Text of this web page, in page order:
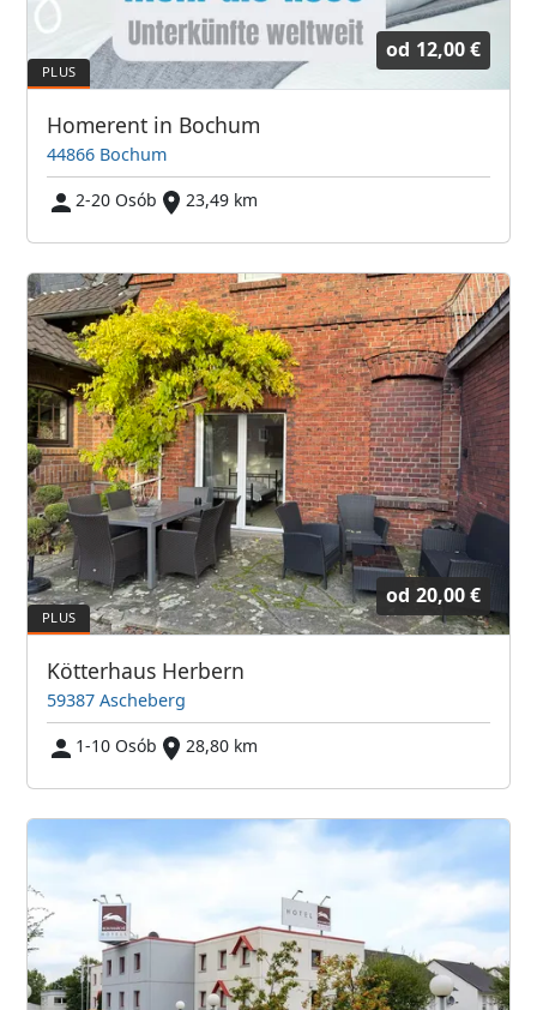
od 12,00 €
Homerent in Bochum
44866 Bochum
2-20 Osób
23,49 km
od 20,00 €
Kötterhaus Herbern
59387 Ascheberg
1-10 Osób
28,80 km